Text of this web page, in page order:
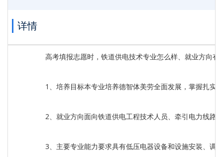
详情
高考填报志愿时，铁道供电技术专业怎么样、就业方向
1、培养目标本专业培养德智体美劳全面发展，掌握扎实
2、就业方向面向铁道供电工程技术人员、牵引电力线路
3、主要专业能力要求具有低压电器设备和设施安装、调